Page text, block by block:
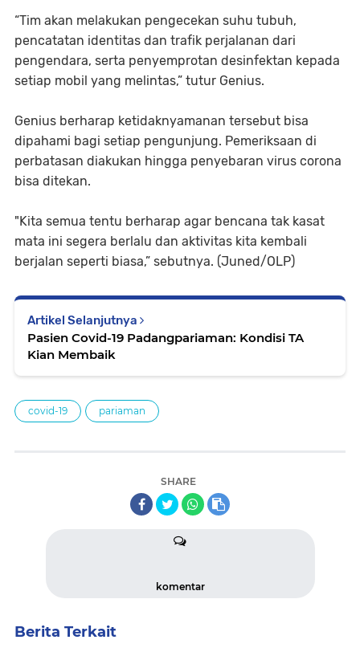
“Tim akan melakukan pengecekan suhu tubuh,
pencatatan identitas dan trafik perjalanan dari
pengendara, serta penyemprotan desinfektan kepada
setiap mobil yang melintas,” tutur Genius.
Genius berharap ketidaknyamanan tersebut bisa
dipahami bagi setiap pengunjung. Pemeriksaan di
perbatasan diakukan hingga penyebaran virus corona
bisa ditekan.
"Kita semua tentu berharap agar bencana tak kasat
mata ini segera berlalu dan aktivitas kita kembali
berjalan seperti biasa,” sebutnya. (Juned/OLP)
Artikel Selanjutnya
Pasien Covid-19 Padangpariaman: Kondisi TA
Kian Membaik
covid-19 pariaman
SHARE
komentar
Berita Terkait